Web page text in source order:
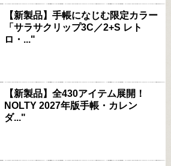
【新製品】手帳になじむ限定カラー
「サラサクリップ3C／2+S レト
ロ・..."
【新製品】全430アイテム展開！
NOLTY 2027年版手帳・カレン
ダ..."